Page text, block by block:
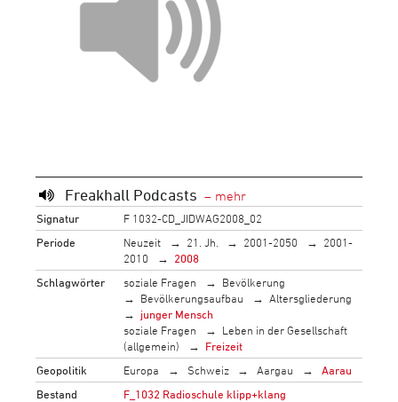
Freakhall Podcasts
Signatur
F 1032-CD_JIDWAG2008_02
Periode
Neuzeit 21. Jh. 2001-2050
2001-
2010
2008
Schlagwörter
soziale Fragen
Bevölkerung
Bevölkerungsaufbau
Altersgliederung
junger Mensch
soziale Fragen
Leben in der Gesellschaft
(allgemein)
Freizeit
Geopolitik
Europa Schweiz Aargau
Aarau
Bestand
F_1032 Radioschule klipp+klang